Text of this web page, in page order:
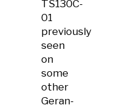
TS130C-
01
previously
seen
on
some
other
Geran-